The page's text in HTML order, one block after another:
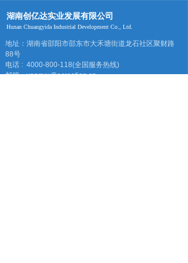
地址：湖南省邵阳市邵东市大禾塘街道龙石社区聚财路
88号
电话 : 4000-800-118(全国服务热线)
邮箱：yangyu@ecreation.cn
湖南创亿达实业发展有限公司
Hunan Chuangyida Industrial Development Co., Ltd.